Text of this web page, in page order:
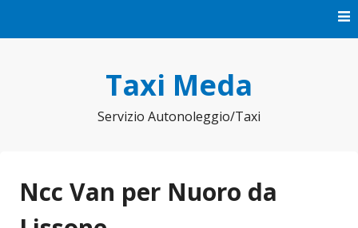
Taxi Meda
Servizio Autonoleggio/Taxi
Ncc Van per Nuoro da